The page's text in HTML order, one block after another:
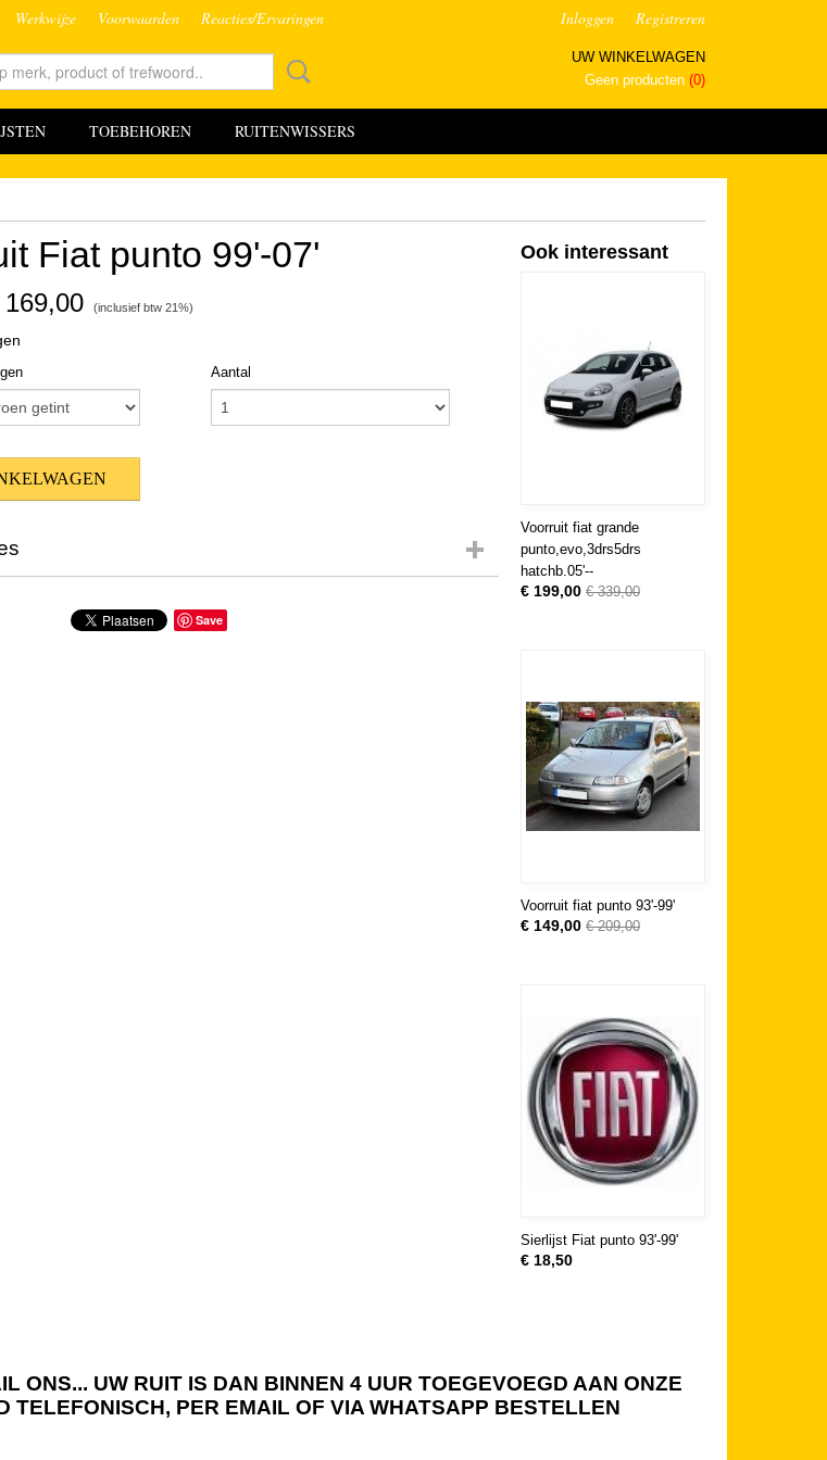
Werkwijze Voorwaarden Reacties/Ervaringen Inloggen Registreren
UW WINKELWAGEN
Geen producten (0)
TOEBEHOREN RUITENWISSERS
Fiat punto 99'-07'
(inclusief btw 21%)
Aantal
Save
Ook interessant
Voorruit fiat grande
punto,evo,3drs5drs
hatchb.05'--
€ 199,00 € 339,00
Voorruit fiat punto 93'-99'
€ 149,00 € 209,00
Sierlijst Fiat punto 93'-99'
€ 18,50
ONS... UW RUIT IS DAN BINNEN 4 UUR TOEGEVOEGD AAN ONZE
TELEFONISCH, PER EMAIL OF VIA WHATSAPP BESTELLEN